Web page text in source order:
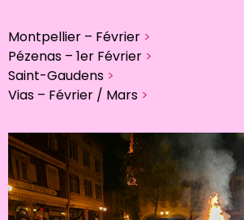
Montpellier – Février >
Pézenas – 1er Février >
Saint-Gaudens >
Vias – Février / Mars >